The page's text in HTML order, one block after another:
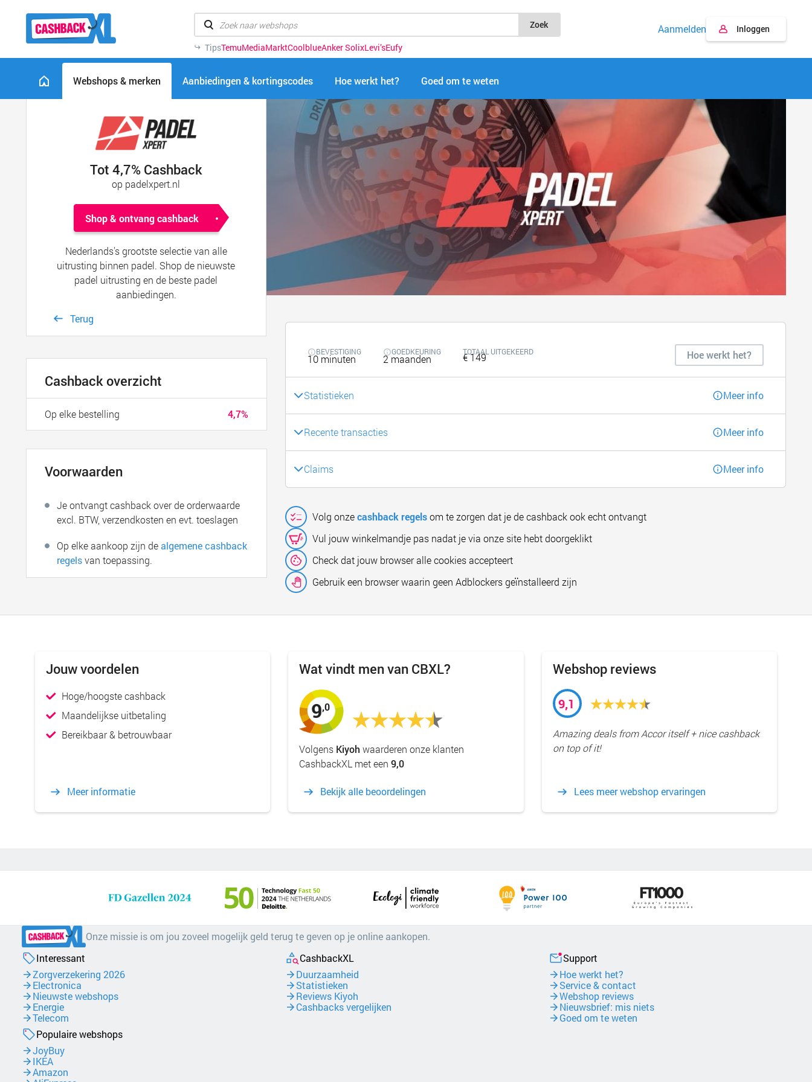
Zoek
TipsTemuMediaMarktCoolblueAnker SolixLevi’sEufy
Aanmelden Inloggen
Webshops & merken Aanbiedingen & kortingscodes Hoe werkt het? Goed om te weten
Tot 4,7% Cashback
op padelxpert.nl
Shop & ontvang cashback
Nederlands's grootste selectie van alle
uitrusting binnen padel. Shop de nieuwste
padel uitrusting en de beste padel
aanbiedingen.
Terug
BEVESTIGING
10 minuten
GOEDKEURING
2 maanden
TOTAAL UITGEKEERD
€ 149 Hoe werkt het?
Statistieken Meer info
Recente transacties Meer info
Claims Meer info
Volg onzecashback regelsom te zorgen dat je de cashback ook echt ontvangt
Vul jouw winkelmandje pas nadat je via onze site hebt doorgeklikt
Check dat jouw browser alle cookies accepteert
Gebruik een browser waarin geen Adblockers geïnstalleerd zijn
Cashback overzicht
4,7%
Op elke bestelling
Voorwaarden
Je ontvangt cashback over de orderwaarde
excl. BTW, verzendkosten en evt. toeslagen
Op elke aankoop zijn dealgemene cashback
regelsvan toepassing.
Jouw voordelen
Hoge/hoogste cashback
Maandelijkse uitbetaling
Bereikbaar & betrouwbaar
Meer informatie
Wat vindt men van CBXL?
9,0
Volgens Kiyoh waarderen onze klanten
CashbackXL met een9,0
Bekijk alle beoordelingen
Webshop reviews
9,1
Amazing deals from Accor itself + nice cashback
on top of it!
Lees meer webshop ervaringen
Onze missie is om jou zoveel mogelijk geld terug te geven op je online aankopen.
Interessant
Zorgverzekering 2026
Electronica
Nieuwste webshops
Energie
Telecom
CashbackXL
Duurzaamheid
Statistieken
Reviews Kiyoh
Cashbacks vergelijken
Support
Hoe werkt het?
Service & contact
Webshop reviews
Nieuwsbrief: mis niets
Goed om te weten
Populaire webshops
JoyBuy
IKEA
Amazon